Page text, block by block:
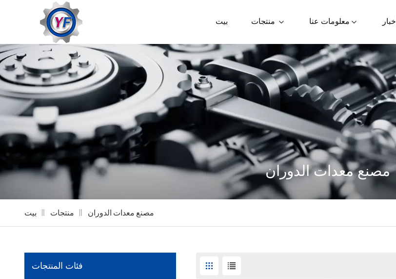
بيت معلومات عنا أخبار
مصنع معدات الدوران
بيت منتجات مصنع معدات الدوران
فئات المنتجات